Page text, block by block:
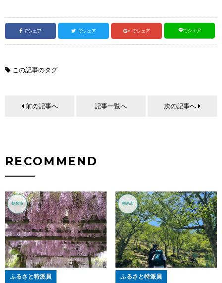
でシェア でシェア でシェア でシェア
この記事のタグ
前の記事へ 記事一覧へ 次の記事へ
RECOMMEND
朝来市
ふるさと特派員
朝来市
ふるさと特派員